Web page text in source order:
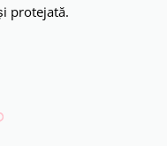
protejată.